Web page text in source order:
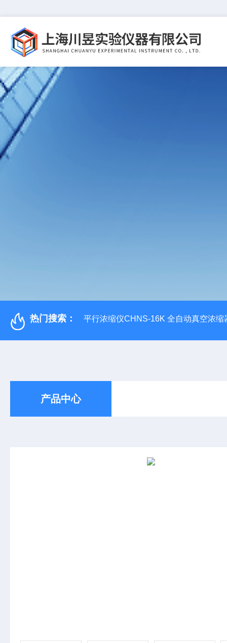
热门搜索： 平行浓缩仪CHNS-16K 全自动真空浓缩
产品中心